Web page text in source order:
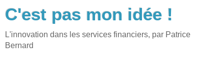
C'est pas mon idée !
L'innovation dans les services financiers, par Patrice
Bernard